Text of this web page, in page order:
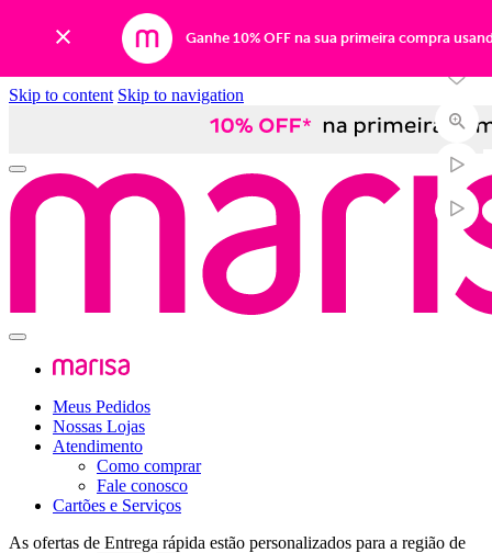
Ganhe 10% OFF na sua primeira compra
Skip to content Skip to navigation
Meus Pedidos
Nossas Lojas
Atendimento
Como comprar
Fale conosco
Cartões e Serviços
As ofertas de Entrega rápida estão personalizados para a região de